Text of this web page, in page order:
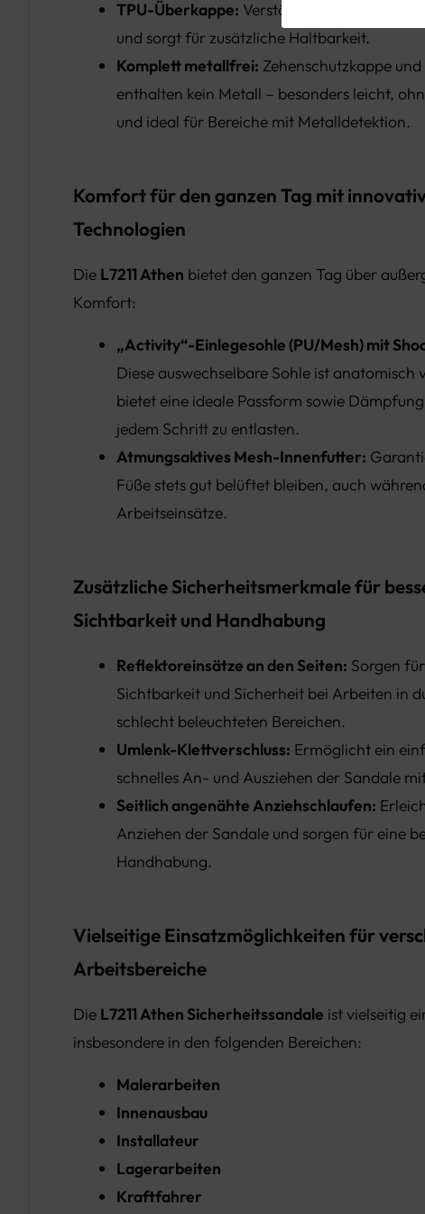
TPU-Überkappe: Verstärkt den vorderen
und sorgt für zusätzliche Haltbarkeit.
Komplett metallfrei: Zehenschutzkappe
enthalten kein Metall – besonders leicht,
und ideal für Bereiche mit Metalldetektion.
Komfort für den ganzen Tag mit
Technologien
Die L7211 Athen bietet den ganzen Tag über
Komfort:
„Activity“-Einlegesohle (PU/Mesh) mit
Diese auswechselbare Sohle ist anatomisch
bietet eine ideale Passform sowie
jedem Schritt zu entlasten.
Atmungsaktives Mesh-Innenfutter:
Füße stets gut belüftet bleiben, auch
Arbeitseinsätze.
Zusätzliche Sicherheitsmerkmale für
Sichtbarkeit und Handhabung
Reflektoreinsätze an den Seiten: Sorgen
Sichtbarkeit und Sicherheit bei Arbeiten in
schlecht beleuchteten Bereichen.
Umlenk-Klettverschluss: Ermöglicht ein
schnelles An- und Ausziehen der Sandale
Seitlich angenähte Anziehschlaufen:
Anziehen der Sandale und sorgen für eine
Handhabung.
Vielseitige Einsatzmöglichkeiten für
Arbeitsbereiche
Die L7211 Athen Sicherheitssandale ist vielseitig
insbesondere in den folgenden Bereichen:
Malerarbeiten
Innenausbau
Installateur
Lagerarbeiten
Kraftfahrer